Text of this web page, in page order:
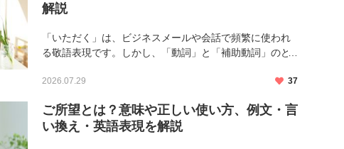
解説
「いただく」は、ビジネスメールや会話で頻繁に使われ
る敬語表現です。しかし、「動詞」と「補助動詞」のど
現に迷うことも少なくありません。 特にビジネスシーン
2026.07.29 37
ご所望とは？意味や正しい使い方、例文・言
い換え・英語表現を解説